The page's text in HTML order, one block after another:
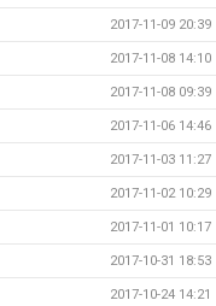
2017-11-09 20:39
2017-11-08 14:10
2017-11-08 09:39
2017-11-06 14:46
2017-11-03 11:27
2017-11-02 10:29
2017-11-01 10:17
2017-10-31 18:53
2017-10-24 14:21